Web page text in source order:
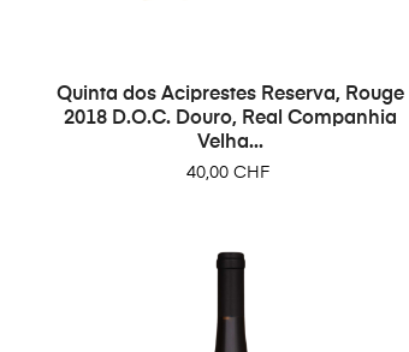
Quinta dos Aciprestes Reserva, Rouge
2018 D.O.C. Douro, Real Companhia
Velha...
Prix
40,00 CHF